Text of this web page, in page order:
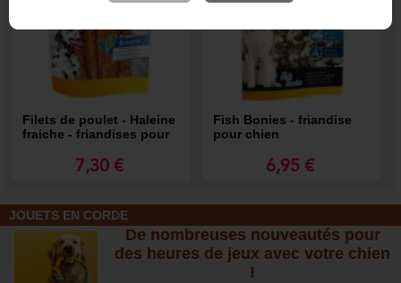
Filets de poulet - Haleine
fraiche - friandises pour
7,30 €
Fish Bonies - friandise
pour chien
6,95 €
JOUETS EN CORDE
De nombreuses nouveautés pour
des heures de jeux avec votre chien
!